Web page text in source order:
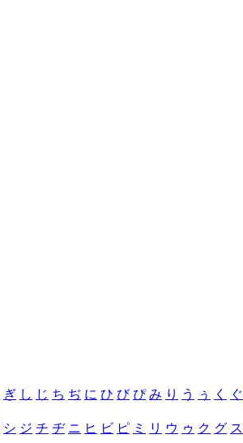
ぎ し じ ち ぢ に ひ び ぴ み り う ぅ く ぐ
シ ジ チ ヂ ニ ヒ ビ ピ ミ リ ウ ゥ ク グ ス